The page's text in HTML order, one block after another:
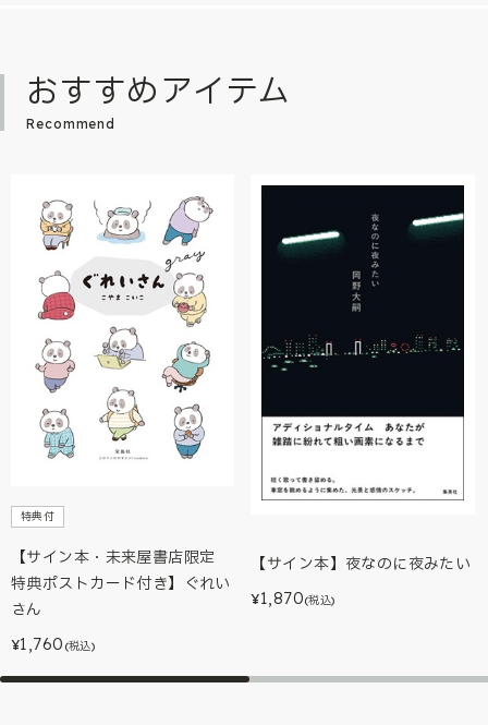
おすすめアイテム
Recommend
特典付
【サイン本・未来屋書店限定
特典ポストカード付き】ぐれい
さん
¥1,760 (税込)
【サイン本】夜なのに夜みたい
¥1,870(税込)